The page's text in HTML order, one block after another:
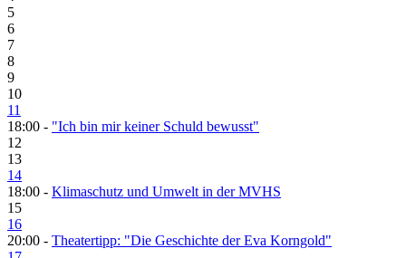
5
6
7
8
9
10
11
18:00 - "Ich bin mir keiner Schuld bewusst"
12
13
14
18:00 - Klimaschutz und Umwelt in der MVHS
15
16
20:00 - Theatertipp: "Die Geschichte der Eva Korngold"